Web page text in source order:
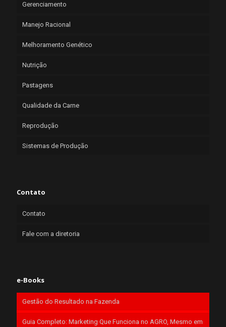
Gerenciamento
Manejo Racional
Melhoramento Genético
Nutrição
Pastagens
Qualidade da Carne
Reprodução
Sistemas de Produção
Contato
Contato
Fale com a diretoria
e-Books
Gestão do Resultado na Fazenda
Guia Completo: Marketing Que Funciona no AGRO, Mesmo em